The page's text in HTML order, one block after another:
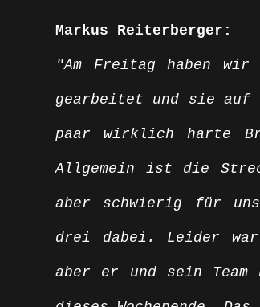
Markus Reiterberger:
"Am Freitag haben wir
gearbeitet und sie
paar wirklich harte
Allgemein ist die
aber schwierig für
drei dabei. Leider
aber er und sein Team